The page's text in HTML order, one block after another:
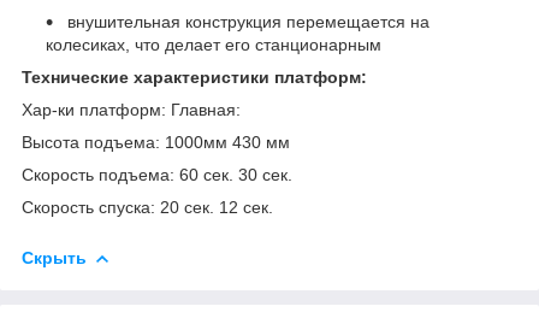
внушительная конструкция перемещается на
колесиках, что делает его станционарным
Технические характеристики платформ:
Хар-ки платформ: Главная:
Высота подъема: 1000мм 430 мм
Скорость подъема: 60 сек. 30 сек.
Скорость спуска: 20 сек. 12 сек.
Скрыть